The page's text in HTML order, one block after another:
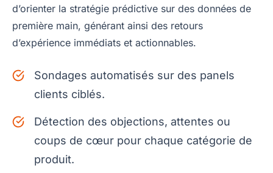
d’orienter la stratégie prédictive sur des données de
première main, générant ainsi des retours
d’expérience immédiats et actionnables.
Sondages automatisés sur des panels
clients ciblés.
Détection des objections, attentes ou
coups de cœur pour chaque catégorie de
produit.